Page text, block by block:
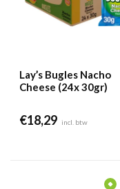
Lay’s Bugles Nacho
Cheese (24x 30gr)
€18,29 incl. btw